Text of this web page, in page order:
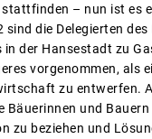
– nun ist es
die Delegierten des
in der Hansestadt zu
vorgenommen, als
zu entwerfen.
Bäuerinnen und
zu beziehen und